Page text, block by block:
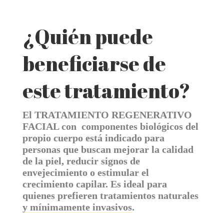
¿Quién puede
beneficiarse de
este tratamiento?
El TRATAMIENTO REGENERATIVO
FACIAL con componentes biológicos del
propio cuerpoestá indicado para
personas que buscan mejorar la calidad
de la piel, reducir signos de
envejecimiento o estimular el
crecimiento capilar. Es ideal para
quienes prefieren tratamientos naturales
y mínimamente invasivos.